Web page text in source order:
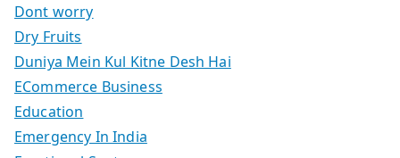
Dont worry
Dry Fruits
Duniya Mein Kul Kitne Desh Hai
ECommerce Business
Education
Emergency In India